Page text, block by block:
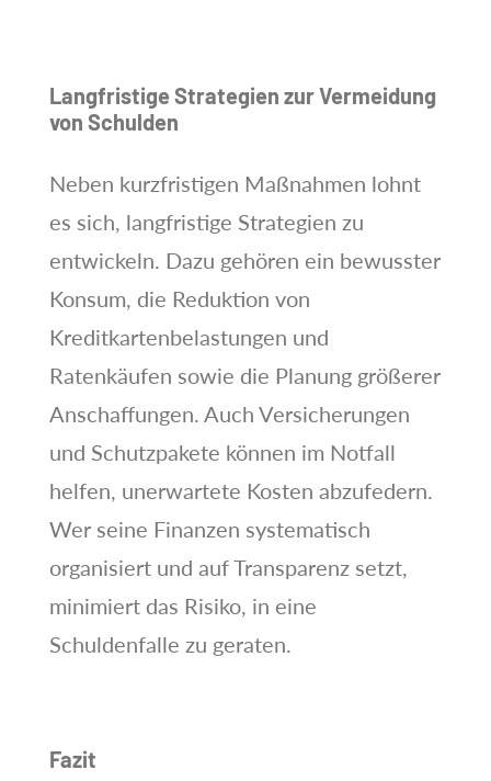
Langfristige Strategien zur Vermeidung
von Schulden
Neben kurzfristigen Maßnahmen lohnt
es sich, langfristige Strategien zu
entwickeln. Dazu gehören ein bewusster
Konsum, die Reduktion von
Kreditkartenbelastungen und
Ratenkäufen sowie die Planung größerer
Anschaffungen. Auch Versicherungen
und Schutzpakete können im Notfall
helfen, unerwartete Kosten abzufedern.
Wer seine Finanzen systematisch
organisiert und auf Transparenz setzt,
minimiert das Risiko, in eine
Schuldenfalle zu geraten.
Fazit